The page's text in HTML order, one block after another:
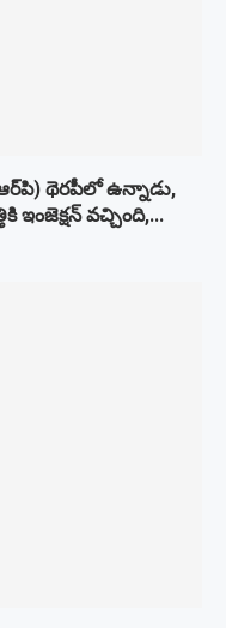
థెరపీలో ఉన్నాడు,
ఇంజెక్షన్ వచ్చింది,...